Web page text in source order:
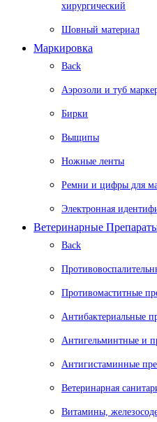
хирургический
Шовный материал
Маркировка
Back
Аэрозоли и туб
Бирки
Выщипы
Ножные ленты
Ремни и цифры для
Электронная
Ветеринарные
Back
Противомаститные
Антибактериальные
Антигельминтные и
Антигистаминные
Ветеринарная
Витамины,